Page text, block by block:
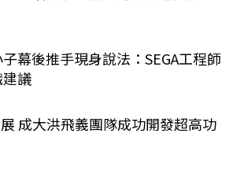
幕後推手現身說法：SEGA工程師
議
成大洪飛義團隊成功開發超高功